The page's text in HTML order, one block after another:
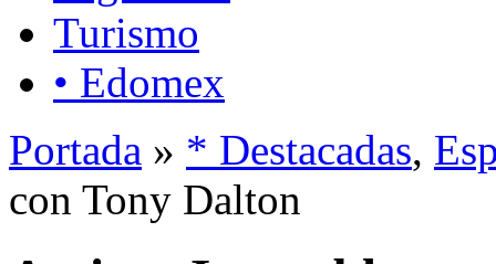
Turismo
• Edomex
Portada » * Destacadas,
con Tony Dalton